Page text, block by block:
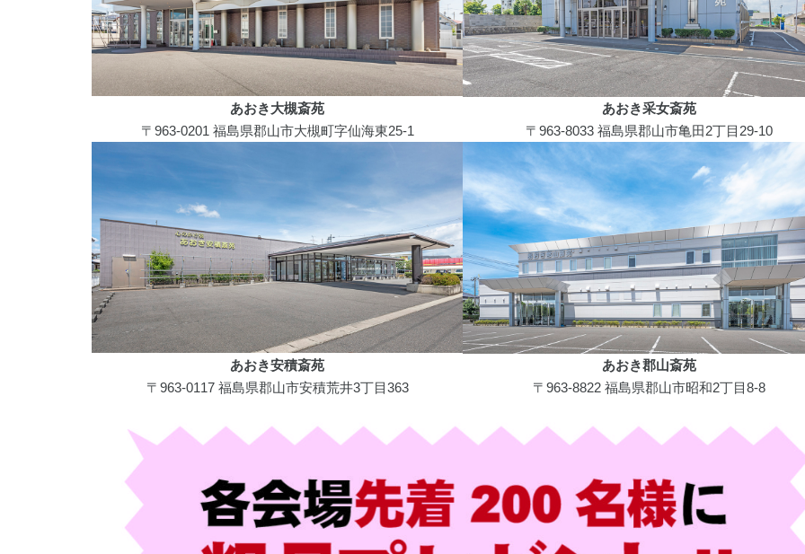
あおき大槻斎苑
〒963-0201 福島県郡山市大槻町字仙海東25-1
あおき采女斎苑
〒963-8033 福島県郡山市亀田2丁目29-10
あおき安積斎苑
〒963-0117 福島県郡山市安積荒井3丁目363
あおき郡山斎苑
〒963-8822 福島県郡山市昭和2丁目8-8